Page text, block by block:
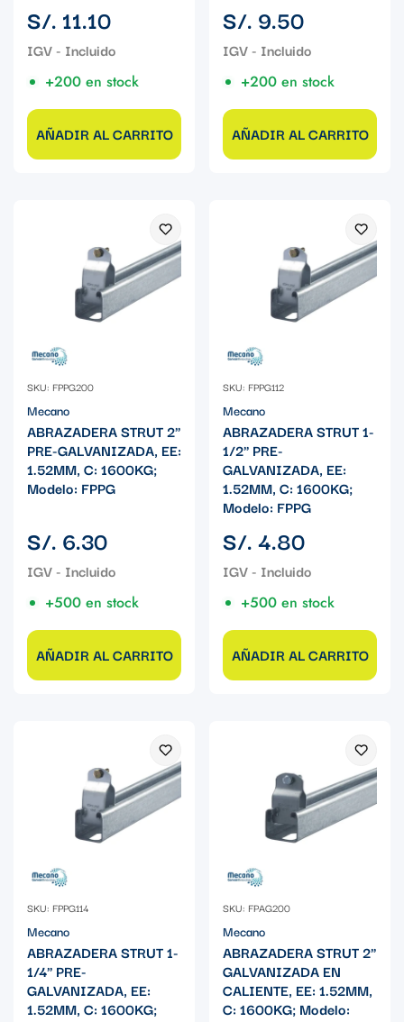
Precio
regular
S/. 11.10
+200 en stock
AÑADIR AL CARRITO
Precio
regular
S/. 9.50
+200 en stock
AÑADIR AL CARRITO
SKU: FPPG200
Mecano
ABRAZADERA STRUT 2"
PRE-GALVANIZADA, EE:
1.52MM, C: 1600KG;
Modelo: FPPG
Precio
regular
S/. 6.30
+500 en stock
AÑADIR AL CARRITO
SKU: FPPG112
Mecano
ABRAZADERA STRUT 1-
1/2" PRE-
GALVANIZADA, EE:
1.52MM, C: 1600KG;
Modelo: FPPG
Precio
regular
S/. 4.80
+500 en stock
AÑADIR AL CARRITO
SKU: FPPG114
Mecano
ABRAZADERA STRUT 1-
1/4" PRE-
GALVANIZADA, EE:
1.52MM, C: 1600KG;
SKU: FPAG200
Mecano
ABRAZADERA STRUT 2"
GALVANIZADA EN
CALIENTE, EE: 1.52MM,
C: 1600KG; Modelo: